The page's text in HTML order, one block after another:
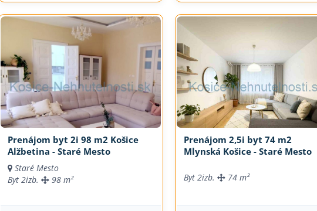
Prenájom byt 2i 98 m2 Košice
Alžbetina - Staré Mesto
Staré Mesto
Byt 2izb. 98 m²
Prenájom 2,5i byt 74 m2
Mlynská Košice - Staré Mesto
Byt 2izb. 74 m²